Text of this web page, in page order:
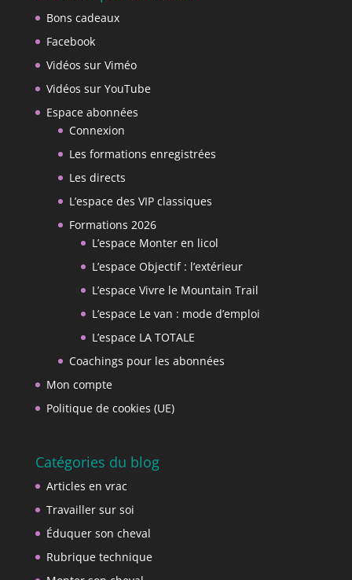
Bons cadeaux
Facebook
Vidéos sur Viméo
Vidéos sur YouTube
Espace abonnées
Connexion
Les formations enregistrées
Les directs
L’espace des VIP classiques
Formations 2026
L’espace Monter en licol
L’espace Objectif : l’extérieur
L’espace Vivre le Mountain Trail
L’espace Le van : mode d’emploi
L’espace LA TOTALE
Coachings pour les abonnées
Mon compte
Politique de cookies (UE)
Catégories du blog
Articles en vrac
Travailler sur soi
Éduquer son cheval
Rubrique technique